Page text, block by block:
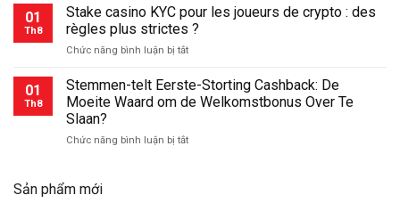
bloqué
mon
:
les
01
Th8
Stake casino KYC pour les joueurs de crypto : des
règles plus strictes ?
Chức năng bình luận bị tắtở
casino
KYC
pour
joueurs
01
Th8
Stemmen-telt Eerste-Storting Cashback: De
Moeite Waard om de Welkomstbonus Over Te
Slaan?
Chức năng bình luận bị tắtở
Sản phẩm mới